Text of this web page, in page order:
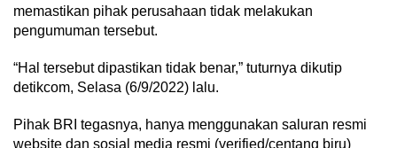
memastikan pihak perusahaan tidak melakukan
pengumuman tersebut.
“Hal tersebut dipastikan tidak benar,” tuturnya dikutip
detikcom, Selasa (6/9/2022) lalu.
Pihak BRI tegasnya, hanya menggunakan saluran resmi
website dan sosial media resmi (verified/centang biru)